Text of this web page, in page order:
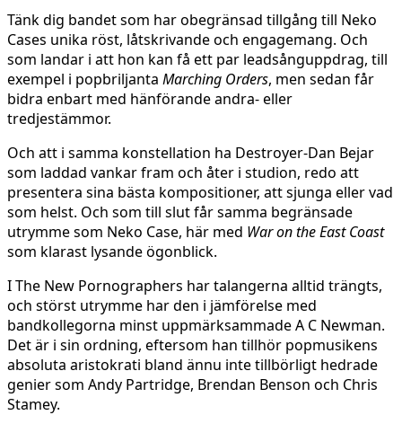
Tänk dig bandet som har obegränsad tillgång till Neko
Cases unika röst, låtskrivande och engagemang. Och
som landar i att hon kan få ett par leadsånguppdrag, till
exempel i popbriljanta Marching Orders, men sedan får
bidra enbart med hänförande andra- eller
tredjestämmor.
Och att i samma konstellation ha Destroyer-Dan Bejar
som laddad vankar fram och åter i studion, redo att
presentera sina bästa kompositioner, att sjunga eller vad
som helst. Och som till slut får samma begränsade
utrymme som Neko Case, här med War on the East Coast
som klarast lysande ögonblick.
I The New Pornographers har talangerna alltid trängts,
och störst utrymme har den i jämförelse med
bandkollegorna minst uppmärksammade A C Newman.
Det är i sin ordning, eftersom han tillhör popmusikens
absoluta aristokrati bland ännu inte tillbörligt hedrade
genier som Andy Partridge, Brendan Benson och Chris
Stamey.